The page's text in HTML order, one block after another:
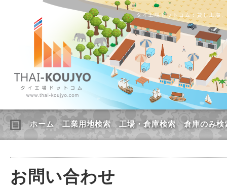
タイ工場ドットコム：貸し工場
ホーム 工業用地検索 工場・倉庫検索 倉庫のみ検
お問い合わせ